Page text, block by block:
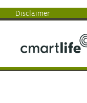
Disclaimer